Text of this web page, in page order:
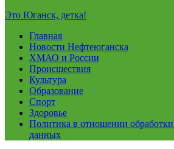
Это Юганск, детка!
Главная
Новости Нефтеюганска
ХМАО и России
Происшествия
Культура
Образование
Спорт
Здоровье
Политика в отношении
данных